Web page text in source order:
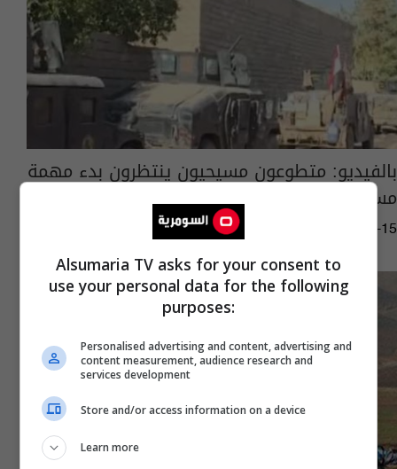
بالفيديو: متطوعون مسيحيون ينتظرون بدء مهمة
مسك الأرض
10:29 | 2016-11-15
Alsumaria TV asks for your consent to
use your personal data for the following
purposes:
Personalised advertising and content, advertising and
content measurement, audience research and
services development
Store and/or access information on a device
Learn more